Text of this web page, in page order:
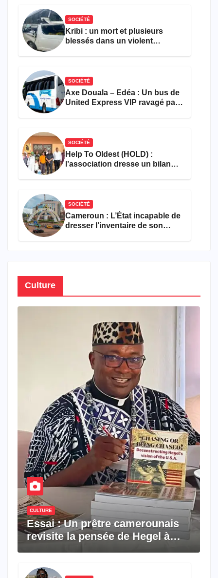
SOCIÉTÉ
Kribi : un mort et plusieurs
blessés dans un violent
SOCIÉTÉ
Axe Douala – Edéa : Un bus de
United Express VIP ravagé par
SOCIÉTÉ
Help To Oldest (HOLD) :
l’association dresse un bilan
SOCIÉTÉ
Cameroun : L’État incapable de
dresser l’inventaire de son
Culture
CULTURE
Essai : Un prêtre camerounais
revisite la pensée de Hegel à